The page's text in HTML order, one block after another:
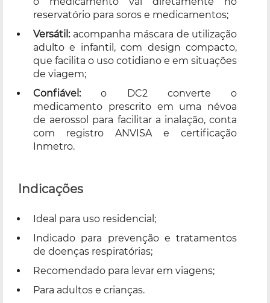
reservatório para soros e medicamentos;
Versátil:acompanha máscara de utilização
adulto e infantil, com design compacto,
que facilita o uso cotidiano e em situações
de viagem;
Confiável:o DC2 converte o
medicamento prescrito em uma névoa
de aerossol para facilitar a inalação, conta
com registro ANVISA e certificação
Inmetro.
Indicações
Ideal para uso residencial;
Indicado para prevenção e tratamentos
de doenças respiratórias;
Recomendado para levar em viagens;
Para adultos e crianças.